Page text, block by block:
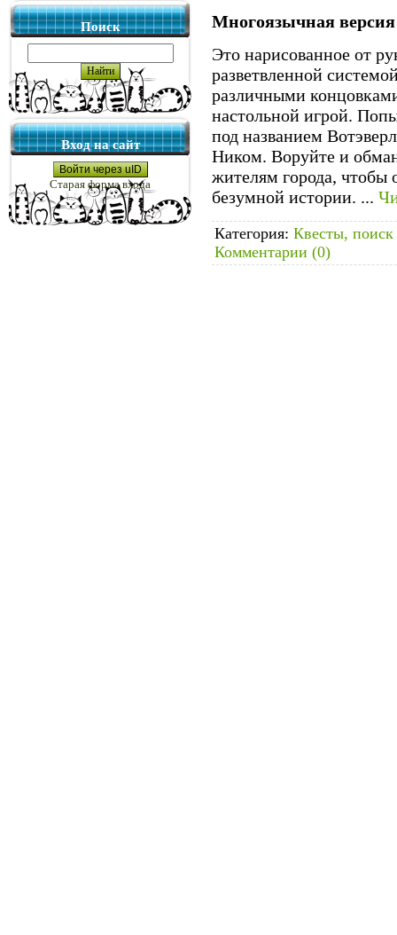
Поиск
Вход на сайт
Войти через uID
Старая форма входа
Многоязычная версия
Это нарисованное от
разветвленной
различными
настольной игрой.
под названием
Ником. Воруйте и
жителям города, чтобы
безумной истории. ...
Категория: Квесты, поиск
Комментарии (0)